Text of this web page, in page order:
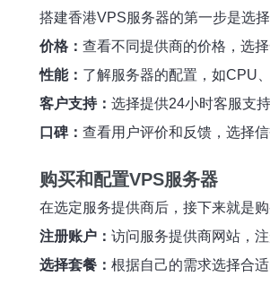
搭建香港VPS服务器的第一步是选
价格： 查看不同提供商的价格，选
性能： 了解服务器的配置，如CPU
客户支持： 选择提供24小时客服支
口碑： 查看用户评价和反馈，选择信
购买和配置VPS服务器
在选定服务提供商后，接下来就是
注册账户： 访问服务提供商网站，注
选择套餐： 根据自己的需求选择合